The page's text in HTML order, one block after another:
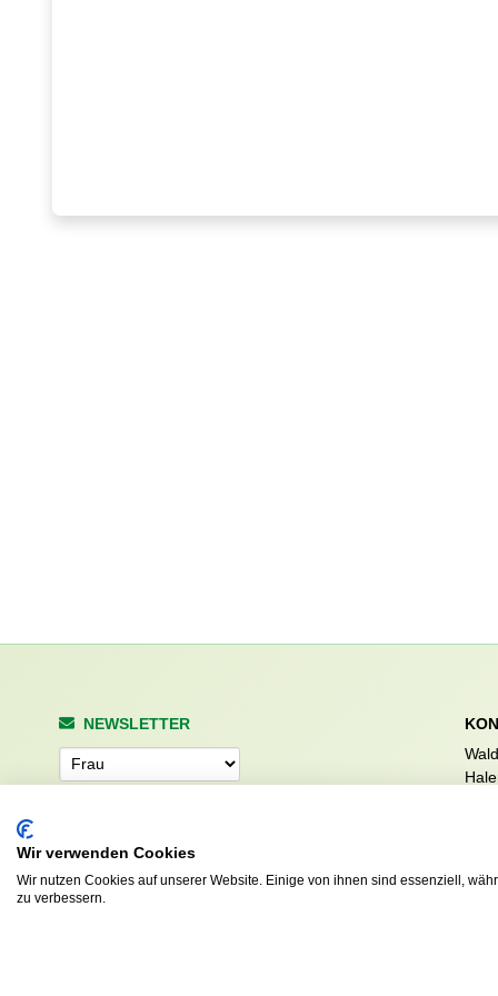
NEWSLETTER
Anrede
sv.de
Wir verwenden Cookies
Wir nutzen Cookies auf unserer Website. Einige von ihnen sind essenziell,
zu verbessern.